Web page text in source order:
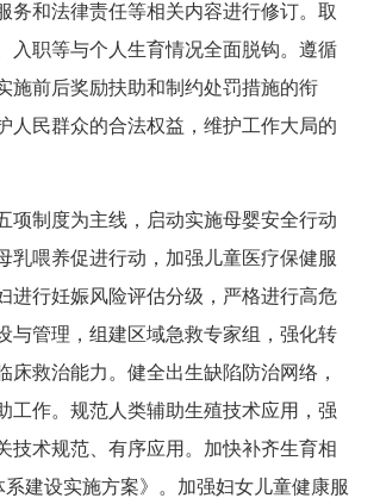
务和法律责任等相关内容进行修订。取
入职等与个人生育情况全面脱钩。遵循
施前后奖励扶助和制约处罚措施的衔
人民群众的合法权益，维护工作大局的
项制度为主线，启动实施母婴安全行动
乳喂养促进行动，加强儿童医疗保健服
进行妊娠风险评估分级，严格进行高危
与管理，组建区域急救专家组，强化转
救治能力。健全出生缺陷防治网络，
工作。规范人类辅助生殖技术应用，强
技术规范、有序应用。加快补齐生育相
建设实施方案》。加强妇女儿童健康服